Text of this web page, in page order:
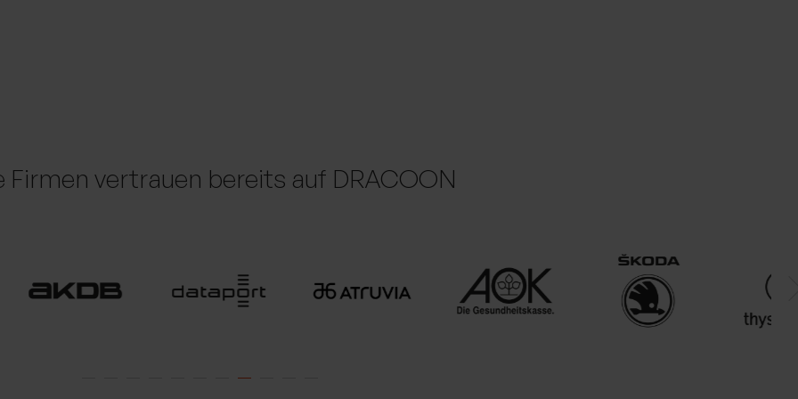
Firmen vertrauen bereits auf DRACOON